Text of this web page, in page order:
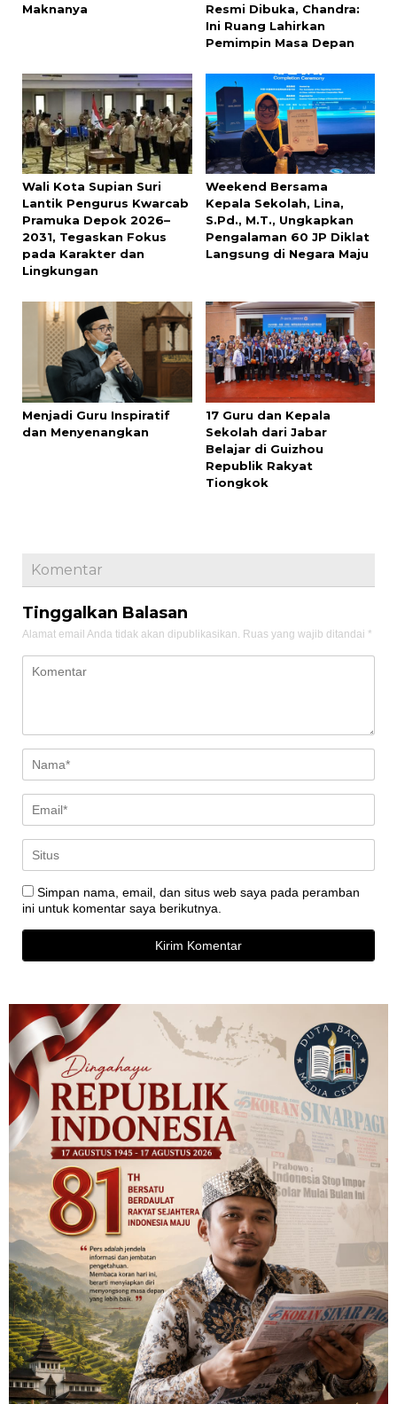
Maknanya
Resmi Dibuka, Chandra:
Ini Ruang Lahirkan
Pemimpin Masa Depan
Wali Kota Supian Suri
Lantik Pengurus Kwarcab
Pramuka Depok 2026–
2031, Tegaskan Fokus
pada Karakter dan
Lingkungan
Weekend Bersama
Kepala Sekolah, Lina,
S.Pd., M.T., Ungkapkan
Pengalaman 60 JP Diklat
Langsung di Negara Maju
Menjadi Guru Inspiratif
dan Menyenangkan
17 Guru dan Kepala
Sekolah dari Jabar
Belajar di Guizhou
Republik Rakyat
Tiongkok
Komentar
Tinggalkan Balasan
Alamat email Anda tidak akan dipublikasikan. Ruas yang wajib ditandai *
Simpan nama, email, dan situs web saya pada peramban
ini untuk komentar saya berikutnya.